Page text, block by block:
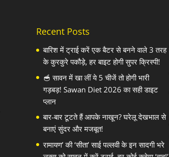
Recent Posts
बारिश में ट्राई करें एक बैटर से बनने वाले 3 तरह
के कुरकुरे पकौड़े, हर बाइट होगी सुपर क्रिस्पी!
🥣 सावन में खा लीं ये 5 चीजें तो होगी भारी
गड़बड़! Sawan Diet 2026 का सही डाइट
प्लान
बार-बार टूटते हैं आपके नाखून? घरेलू देखभाल से
बनाएं सुंदर और मजबूत!
रामायण’ की ‘सीता’ साई पल्लवी के इन सादगी भरे